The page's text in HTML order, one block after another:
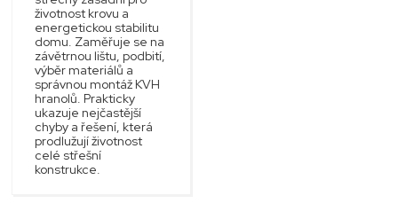
životnost krovu a
energetickou stabilitu
domu. Zaměřuje se na
závětrnou lištu, podbití,
výběr materiálů a
správnou montáž KVH
hranolů. Prakticky
ukazuje nejčastější
chyby a řešení, která
prodlužují životnost
celé střešní
konstrukce.